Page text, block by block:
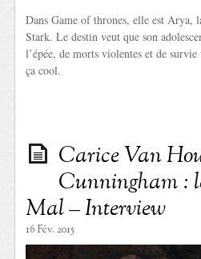
Dans Game of thrones, elle est Arya,
Stark. Le destin veut que son
l’épée, de morts violentes et de
ça cool.
Carice Van
Cunningham :
Mal – Interview
16 Fév. 2015